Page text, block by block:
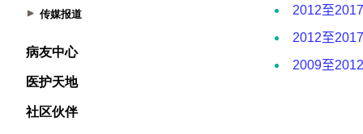
传媒报道
病友中心
医护天地
社区伙伴